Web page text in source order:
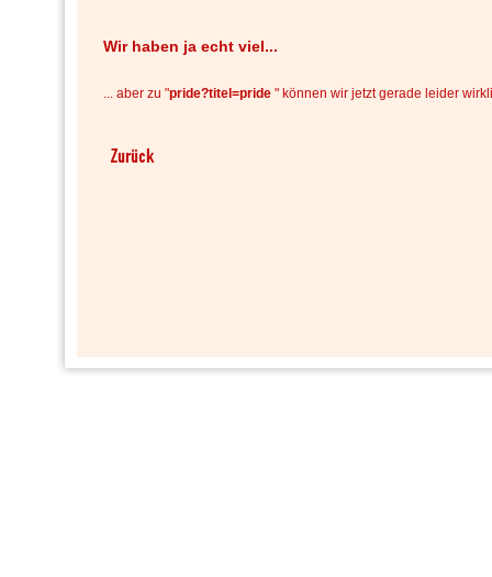
Wir haben ja echt viel...
... aber zu "pride?titel=pride " können wir jetzt gerade leider